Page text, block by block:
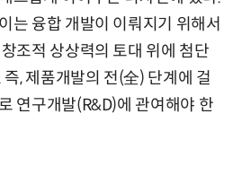
는 융합 개발이 이뤄지기 위해서
조적 상상력의 토대 위에 첨단
, 제품개발의 전(全) 단계에 걸
연구개발(R&D)에 관여해야 한